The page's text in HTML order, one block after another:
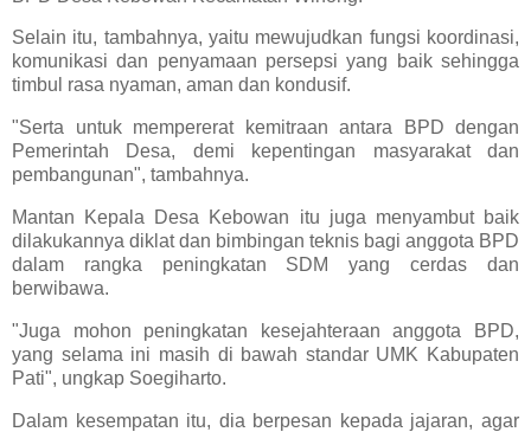
Selain itu, tambahnya, yaitu mewujudkan fungsi koordinasi,
komunikasi dan penyamaan persepsi yang baik sehingga
timbul rasa nyaman, aman dan kondusif.
"Serta untuk mempererat kemitraan antara BPD dengan
Pemerintah Desa, demi kepentingan masyarakat dan
pembangunan", tambahnya.
Mantan Kepala Desa Kebowan itu juga menyambut baik
dilakukannya diklat dan bimbingan teknis bagi anggota BPD
dalam rangka peningkatan SDM yang cerdas dan
berwibawa.
"Juga mohon peningkatan kesejahteraan anggota BPD,
yang selama ini masih di bawah standar UMK Kabupaten
Pati", ungkap Soegiharto.
Dalam kesempatan itu, dia berpesan kepada jajaran, agar